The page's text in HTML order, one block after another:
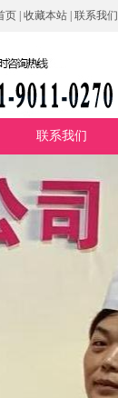
页 收藏本站 联系我们
联系我们